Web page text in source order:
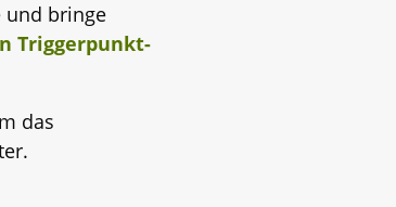
und bringe
Triggerpunkt-
das